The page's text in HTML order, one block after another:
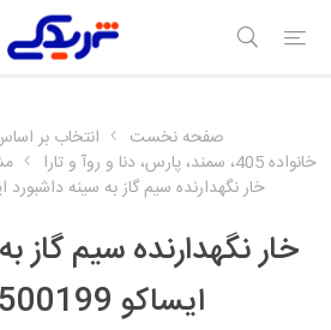
صفحه نخست
انتخاب بر
خانواده 405، سمند، پارس، دنا و روآ و تارا
خار نگهدارنده سیم گاز به سینه داشبورد ایساکو
خار نگهدارنده سیم گاز
ایساکو 0580500199